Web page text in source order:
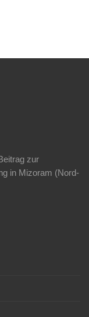
zur
in Mizoram (Nord-